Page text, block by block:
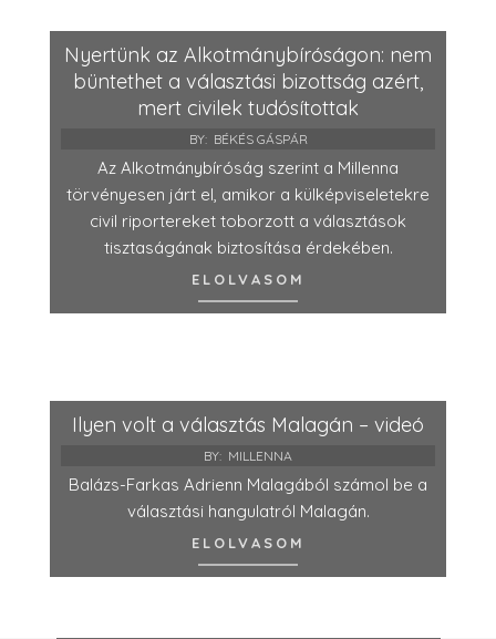
Nyertünk az Alkotmánybíróságon: nem
büntethet a választási bizottság azért,
mert civilek tudósítottak
BY: BÉKÉS GÁSPÁR
Az Alkotmánybíróság szerint a Millenna
törvényesen járt el, amikor a külképviseletekre
civil riportereket toborzott a választások
tisztaságának biztosítása érdekében.
ELOLVASOM
Ilyen volt a választás Malagán – videó
BY: MILLENNA
Balázs-Farkas Adrienn Malagából számol be a
választási hangulatról Malagán.
ELOLVASOM